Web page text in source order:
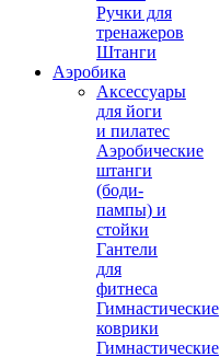
Ручки для
тренажеров
Штанги
Аэробика
Аксессуары
для йоги
и пилатес
Аэробические
штанги
(боди-
пампы) и
стойки
Гантели
для
фитнеса
Гимнастические
коврики
Гимнастические